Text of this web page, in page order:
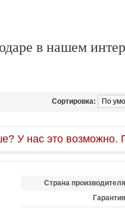
в нашем
Сортировка:
У нас это возможно.
Страна производителя
Гарантия